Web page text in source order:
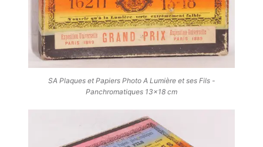
SA Plaques et Papiers Photo A Lumière et ses Fils -
Panchromatiques 13x18 cm